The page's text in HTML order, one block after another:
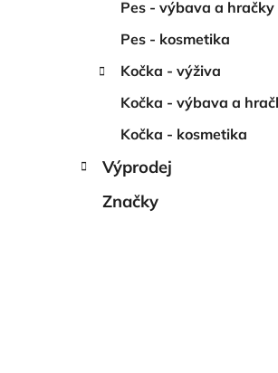
Pes - výbava a hračky
Pes - kosmetika
Kočka - výživa
Kočka - výbava a
Kočka - kosmetika
Výprodej
Značky